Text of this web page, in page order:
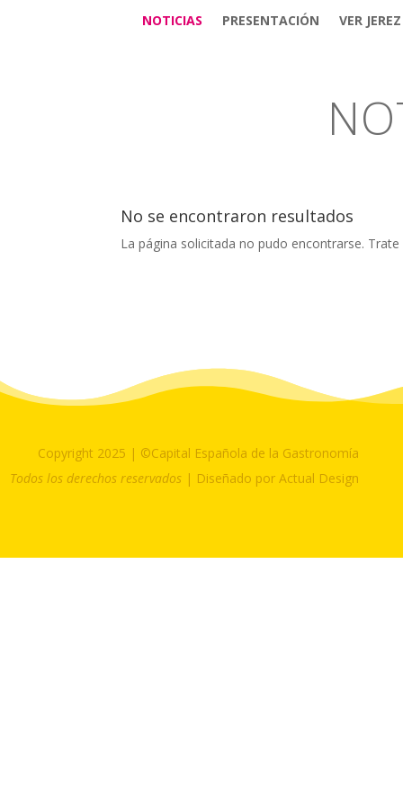
NOTICIAS PRESENTACIÓN VER JEREZ
No se encontraron resultados
La página solicitada no pudo encontrarse.
Copyright 2025 | ©Capital Española de la Gastronomía
Todos los derechos reservados | Diseñado por Actual Design